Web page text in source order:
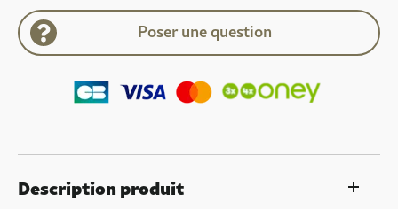
Poser une question
Description produit